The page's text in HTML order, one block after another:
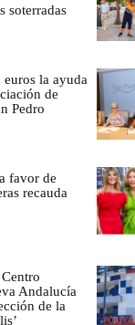
soterradas
la ayuda
de
Pedro
favor de
recauda
Andalucía
de la